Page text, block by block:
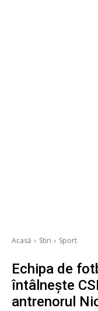
Acasă Stiri Sport
Echipa de
întâlnește
antrenorul